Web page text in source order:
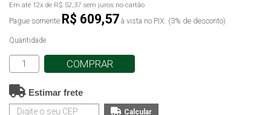
Em até 12x de R$ 52,37 sem juros no cartão
Pague somente R$ 609,57 à vista no PIX. (3% de desconto)
Quantidade
COMPRAR
Estimar frete